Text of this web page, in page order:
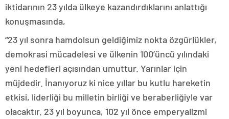
iktidarının 23 yılda ülkeye kazandırdıklarını anlattığı
konuşmasında,
“23 yıl sonra hamdolsun geldiğimiz nokta özgürlükler,
demokrasi mücadelesi ve ülkenin 100’üncü yılındaki
yeni hedefleri açısından umuttur. Yarınlar için
müjdedir. İnanıyoruz ki nice yıllar bu kutlu hareketin
etkisi, liderliği bu milletin birliği ve beraberliğiyle var
olacaktır. 23 yıl boyunca, 102 yıl önce emperyalizmi